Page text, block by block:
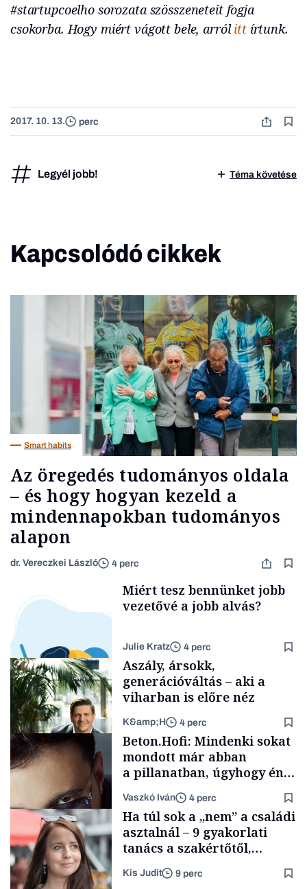
#startupcoelho sorozata szösszeneteit fogja
csokorba. Hogy miért vágott bele, arrólitt írtunk.
2017. 10. 13. perc
Legyél jobb! Téma követése
Kapcsolódó cikkek
Smart habits
Az öregedés tudományos oldala
– és hogy hogyan kezeld a
mindennapokban tudományos
alapon
dr. Vereczkei László 4 perc
Smart habits
Miért tesz bennünket jobb
vezetővé a jobb alvás?
Julie Kratz 4 perc
TÁMOGATÓI
TARTALOM
Aszály, ársokk,
generációváltás – aki a
viharban is előre néz
K&amp;H 4 perc
Forbes-sztori
Beton.Hofi: Mindenki sokat
mondott már abban
a pillanatban, úgyhogy én
a legsarkosabb
gondolataimat akartam
kimondani
Vaszkó Iván 4 perc
Ha túl sok a „nem” a családi
asztalnál – 9 gyakorlati
tanács a szakértőtől,
hogyan legyünk jól etető
szülők
Kis Judit 9 perc